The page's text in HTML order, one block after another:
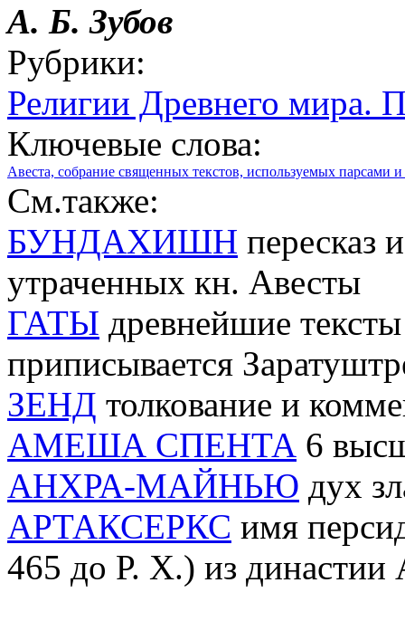
А. Б. Зубов
Рубрики:
Религии Древнего мира.
Ключевые слова:
Авеста, cобрание священных текстов, используемых парсами
См.также:
БУНДАХИШН пересказ
утраченных кн. Авесты
ГАТЫ древнейшие
приписывается
ЗЕНД толкование и
АМЕША СПЕНТА 6
АНХРА-МАЙНЬЮ дух
АРТАКСЕРКС имя
465 до Р. Х.) из династии